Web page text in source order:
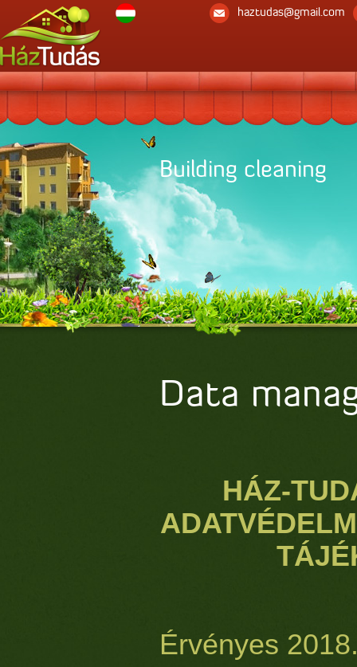
haztudas@gmail.com
House insurance
Data
HÁZ-
Érvényes